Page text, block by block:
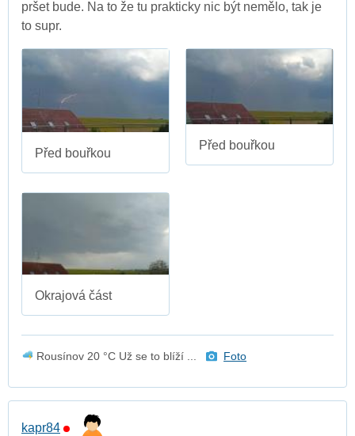
pršet bude. Na to že tu prakticky nic být nemělo, tak je
to supr.
Před bouřkou
Před bouřkou
Okrajová část
Rousínov 20 °C Už se to blíží ... Foto
kapr84